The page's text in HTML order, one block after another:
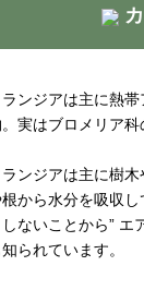
カ
ランジアは主に熱
実はブロメリア科
ンジアは主に樹
から水分を吸収
ないことから” エ
られています。